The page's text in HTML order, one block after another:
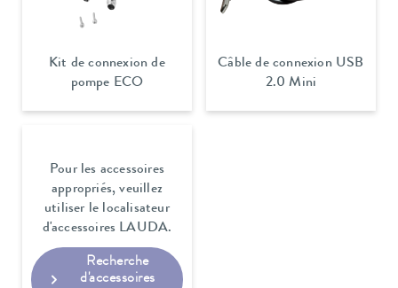
Kit de connexion de
pompe ECO
Câble de connexion USB
2.0 Mini
Pour les accessoires
appropriés, veuillez
utiliser le localisateur
d'accessoires LAUDA.
Recherche
d'accessoires